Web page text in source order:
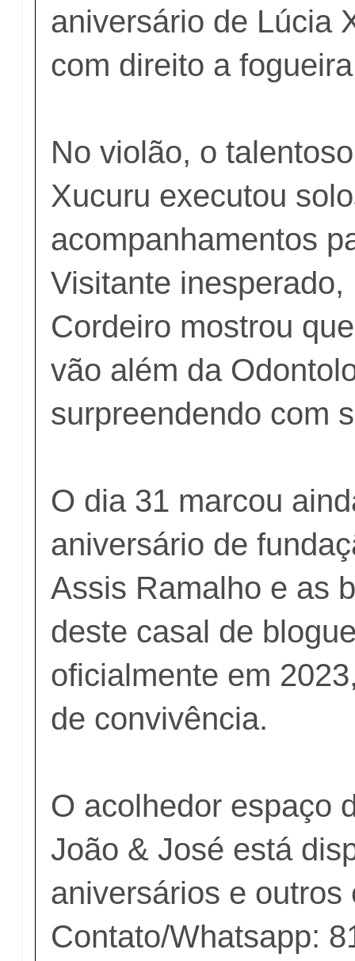
aniversário de Lúcia
com direito a
No violão, o
Xucuru executou
acompanhamentos
Visitante inesperado,
Cordeiro mostrou
vão além da
surpreendendo com
O dia 31 marcou
aniversário de
Assis Ramalho e as
deste casal de
oficialmente em
de convivência.
O acolhedor espaço
João & José está
aniversários e outros
Contato/Whatsapp: